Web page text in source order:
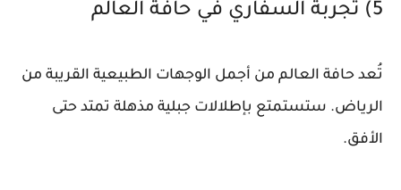
5) تجربة السفاري في حافة العالم
تُعد حافة العالم من أجمل الوجهات الطبيعية القريبة من
الرياض. ستستمتع بإطلالات جبلية مذهلة تمتد حتى
الأفق.